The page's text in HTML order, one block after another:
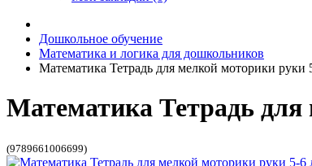
Дошкольное обучение
Математика и логика для дошкольников
Математика Тетрадь для мелкой моторики руки
Математика Тетрадь
(9789661006699)